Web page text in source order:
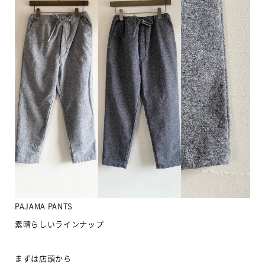
PAJAMA PANTS
素晴らしいラインナップ
まずは店頭から